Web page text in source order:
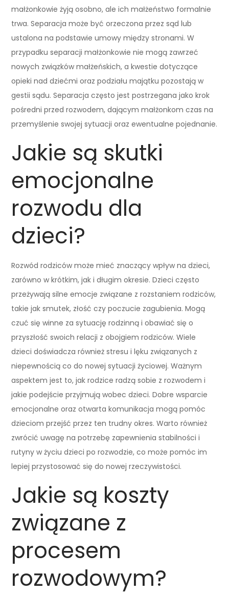
małżonkowie żyją osobno, ale ich małżeństwo formalnie
trwa. Separacja może być orzeczona przez sąd lub
ustalona na podstawie umowy między stronami. W
przypadku separacji małżonkowie nie mogą zawrzeć
nowych związków małżeńskich, a kwestie dotyczące
opieki nad dziećmi oraz podziału majątku pozostają w
gestii sądu. Separacja często jest postrzegana jako krok
pośredni przed rozwodem, dającym małżonkom czas na
przemyślenie swojej sytuacji oraz ewentualne pojednanie.
Jakie są skutki
emocjonalne
rozwodu dla
dzieci?
Rozwód rodziców może mieć znaczący wpływ na dzieci,
zarówno w krótkim, jak i długim okresie. Dzieci często
przeżywają silne emocje związane z rozstaniem rodziców,
takie jak smutek, złość czy poczucie zagubienia. Mogą
czuć się winne za sytuację rodzinną i obawiać się o
przyszłość swoich relacji z obojgiem rodziców. Wiele
dzieci doświadcza również stresu i lęku związanych z
niepewnością co do nowej sytuacji życiowej. Ważnym
aspektem jest to, jak rodzice radzą sobie z rozwodem i
jakie podejście przyjmują wobec dzieci. Dobre wsparcie
emocjonalne oraz otwarta komunikacja mogą pomóc
dzieciom przejść przez ten trudny okres. Warto również
zwrócić uwagę na potrzebę zapewnienia stabilności i
rutyny w życiu dzieci po rozwodzie, co może pomóc im
lepiej przystosować się do nowej rzeczywistości.
Jakie są koszty
związane z
procesem
rozwodowym?